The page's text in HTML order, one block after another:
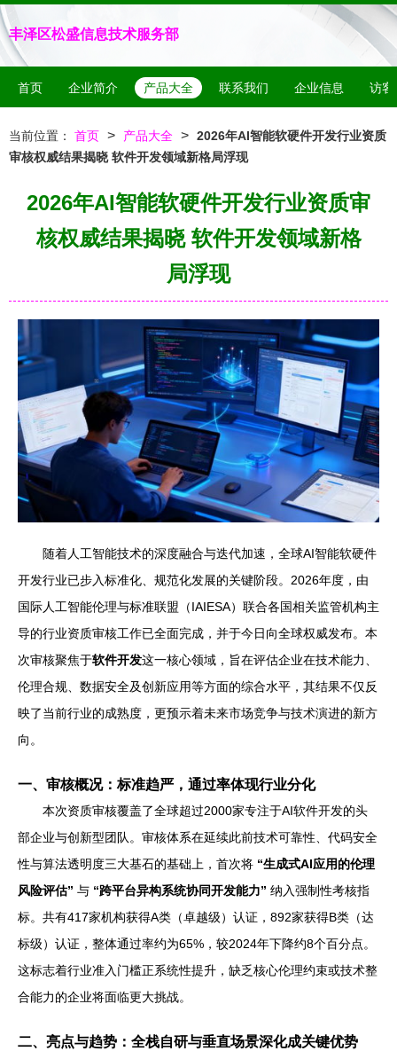
丰泽区松盛信息技术服务部
首页 企业简介 产品大全 联系我们 企业信息 访客
当前位置： 首页 > 产品大全 > 2026年AI智能软硬件开发行业资质
审核权威结果揭晓 软件开发领域新格局浮现
2026年AI智能软硬件开发行业资质审
核权威结果揭晓 软件开发领域新格
局浮现
随着人工智能技术的深度融合与迭代加速，全球AI智能软硬件
开发行业已步入标准化、规范化发展的关键阶段。2026年度，由
国际人工智能伦理与标准联盟（IAIESA）联合各国相关监管机构主
导的行业资质审核工作已全面完成，并于今日向全球权威发布。本
次审核聚焦于软件开发这一核心领域，旨在评估企业在技术能力、
伦理合规、数据安全及创新应用等方面的综合水平，其结果不仅反
映了当前行业的成熟度，更预示着未来市场竞争与技术演进的新方
向。
一、审核概况：标准趋严，通过率体现行业分化
本次资质审核覆盖了全球超过2000家专注于AI软件开发的头
部企业与创新型团队。审核体系在延续此前技术可靠性、代码安全
性与算法透明度三大基石的基础上，首次将 “生成式AI应用的伦理
风险评估” 与 “跨平台异构系统协同开发能力” 纳入强制性考核指
标。共有417家机构获得A类（卓越级）认证，892家获得B类（达
标级）认证，整体通过率约为65%，较2024年下降约8个百分点。
这标志着行业准入门槛正系统性提升，缺乏核心伦理约束或技术整
合能力的企业将面临更大挑战。
二、亮点与趋势：全栈自研与垂直场景深化成关键优势